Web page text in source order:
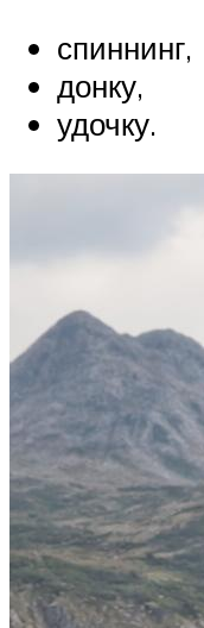
спиннинг,
донку,
удочку.